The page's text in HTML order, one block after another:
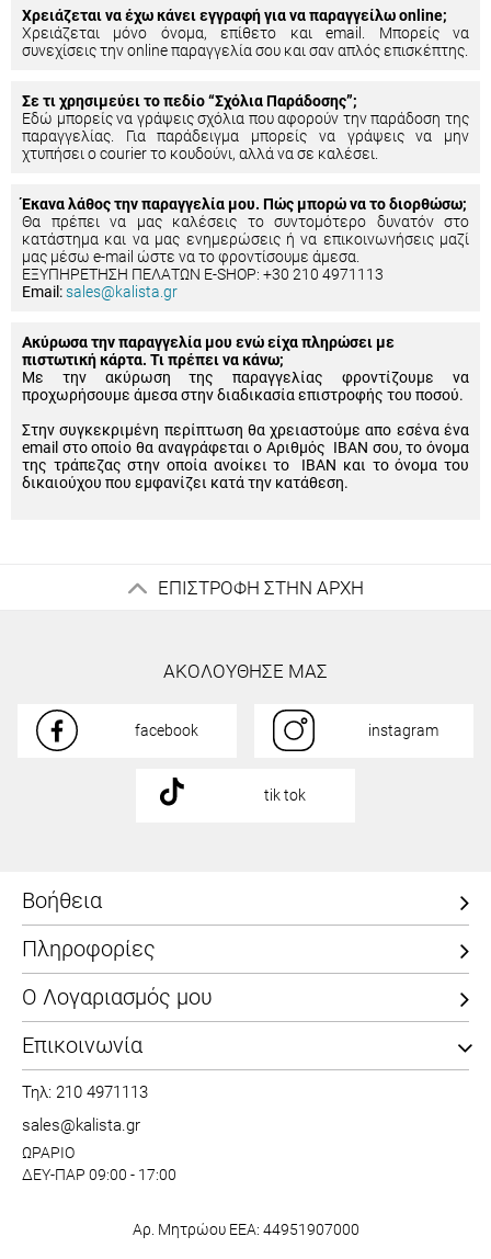
Χρειάζεται να έχω κάνει εγγραφή για να παραγγείλω online;
Χρειάζεται μόνο όνομα, επίθετο και email. Μπορείς να
συνεχίσεις την online παραγγελία σου και σαν απλός επισκέπτης.
Σε τι χρησιμεύει το πεδίο “Σχόλια Παράδοσης”;
Εδώ μπορείς να γράψεις σχόλια που αφορούν την παράδοση της
παραγγελίας. Για παράδειγμα μπορείς να γράψεις να μην
χτυπήσει ο courier το κουδούνι, αλλά να σε καλέσει.
Έκανα λάθος την παραγγελία μου. Πώς μπορώ να το διορθώσω;
Θα πρέπει να μας καλέσεις το συντομότερο δυνατόν στο
κατάστημα και να μας ενημερώσεις ή να επικοινωνήσεις μαζί
μας μέσω e-mail ώστε να το φροντίσουμε άμεσα.
ΕΞΥΠΗΡΕΤΗΣΗ ΠΕΛΑΤΩΝ E-SHOP: +30 210 4971113
Email:sales@kalista.gr
Ακύρωσα την παραγγελία μου ενώ είχα πληρώσει με
πιστωτική κάρτα. Τι πρέπει να κάνω;
Με την ακύρωση της παραγγελίας φροντίζουμε να
προχωρήσουμε άμεσα στην διαδικασία επιστροφής του ποσού.
Στην συγκεκριμένη περίπτωση θα χρειαστούμε απο εσένα ένα
email στο οποίο θα αναγράφεται ο Αριθμός IBAN σου, το όνομα
της τράπεζας στην οποία ανοίκει το IBAN και το όνομα του
δικαιούχου που εμφανίζει κατά την κατάθεση.
ΕΠΙΣΤΡΟΦΗ ΣΤΗΝ ΑΡΧΗ
ΑΚΟΛΟΥΘΗΣΕ ΜΑΣ
facebook instagram
tik tok
Βοήθεια
Πληροφορίες
Ο Λογαριασμός μου
Επικοινωνία
Τηλ: 210 4971113
sales@kalista.gr
ΩΡΑΡΙΟ
ΔΕΥ-ΠΑΡ 09:00 - 17:00
Αρ. Μητρώου ΕΕΑ: 44951907000